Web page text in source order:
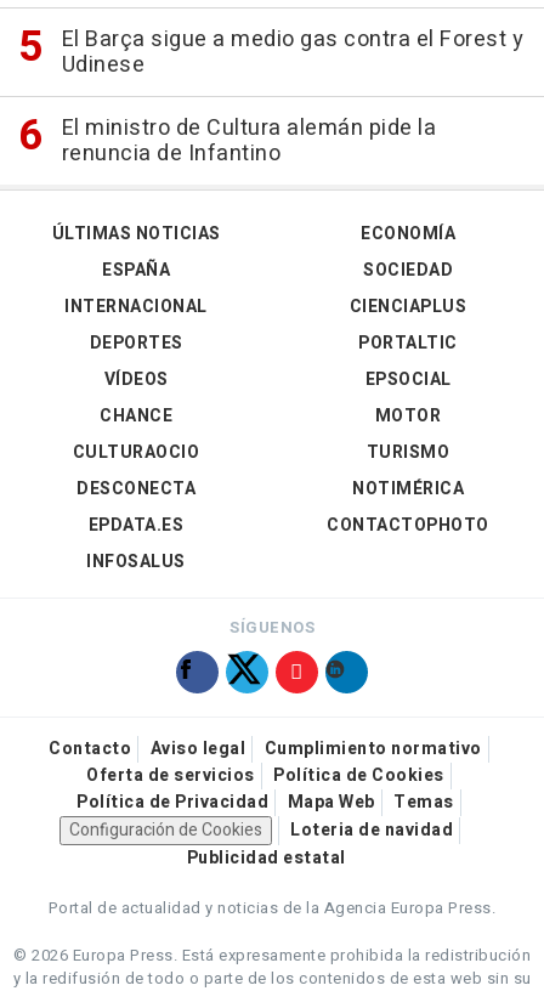
El Barça sigue a medio gas contra el Forest y
Udinese
El ministro de Cultura alemán pide la
renuncia de Infantino
ÚLTIMAS NOTICIAS
ESPAÑA
INTERNACIONAL
DEPORTES
VÍDEOS
ECONOMÍA
SOCIEDAD
CIENCIAPLUS
PORTALTIC
EPSOCIAL
CHANCE
CULTURAOCIO
DESCONECTA
EPDATA.ES
INFOSALUS
MOTOR
TURISMO
NOTIMÉRICA
CONTACTOPHOTO
SÍGUENOS
Contacto Aviso legal
Cumplimiento normativo
Oferta de servicios
Política de Cookies
Política de Privacidad
Mapa Web
Temas
Configuración de Cookies
Loteria de navidad
Publicidad estatal
Portal de actualidad y noticias de la Agencia Europa Press.
© 2026 Europa Press. Está expresamente prohibida la redistribución
y la redifusión de todo o parte de los contenidos de esta web sin su